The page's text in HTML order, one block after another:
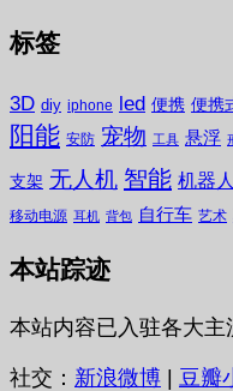
标签
3D diy iphone led 便携 便携
阳能 安防 宠物 工具 悬浮
支架 无人机 智能 机器人
移动电源 耳机 背包 自行车 艺术
本站踪迹
本站内容已入驻各大主
社交： 新浪微博 | 豆瓣